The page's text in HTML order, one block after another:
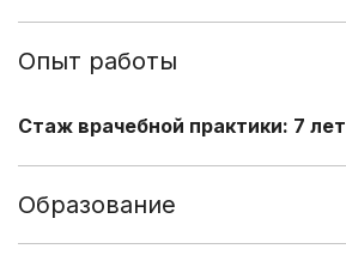
Опыт работы
Стаж врачебной практики: 7 лет
Образование